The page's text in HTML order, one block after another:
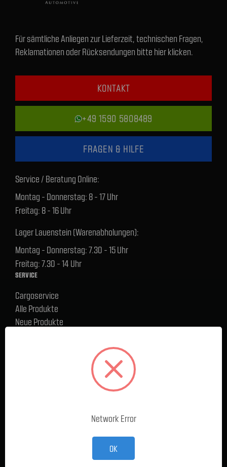
Für sämtliche Anliegen zur Lieferzeit, technischen Fragen,
Reklamationen oder Rücksendungen bitte hier klicken.
KONTAKT
+49 1590 5808489
FRAGEN & HILFE
Service / Beratung Online:
Montag - Donnerstag: 8 - 17 Uhr
Freitag: 8 - 16 Uhr
Lager Lauenstein (Warenabholungen):
Montag - Donnerstag: 7.30 - 15 Uhr
Freitag: 7.30 - 14 Uhr
SERVICE
Cargoservice
Alle Produkte
Neue Produkte
Versand und Zahlungsbedingungen
Ford Performance Racing Parts
Network Error
OK